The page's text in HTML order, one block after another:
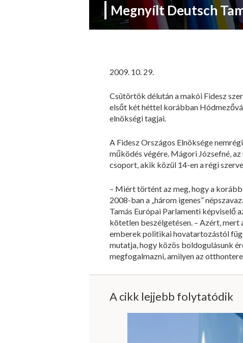
Megnyílt Deutsch
2009. 10. 29.
Csütörtök délután a makói Fidesz
elsőt két héttel korábban
elnökségi tagjai.
A Fidesz Országos Elnöksége
működés végére. Mágori Józsefné,
csoport, akik közül 14-en a régi
– Miért történt az meg, hogy a
2008-ban a „három igenes”
Tamás Európai Parlamenti képviselő
kötetlen beszélgetésen. – Azért,
emberek politikai hovatartozástól
mutatja, hogy közös boldogulásunk
megfogalmazni, amilyen az
A cikk lejjebb folytatódik